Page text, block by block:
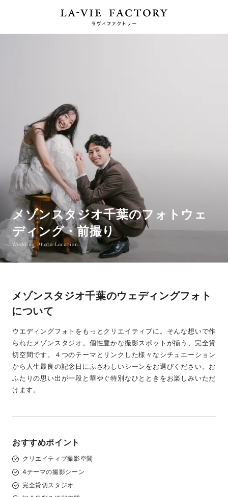
メゾンスタジオ千葉のフォトウェ
ディング・前撮り
Wedding Photo Location
メゾンスタジオ千葉のウェディングフォト
について
ウエディングフォトをもっとクリエイティブに。そんな想いで作
られたメゾンスタジオ。個性豊かな撮影スポットが揃う、完全貸
切空間です。４つのテーマとリンクした様々なシチュエーション
から人生最良の記念日にふさわしいシーンをお選びください。お
ふたりの思い出が一段と華やぐ特別なひとときをお楽しみいただ
けます。
おすすめポイント
クリエイティブ撮影空間
4テーマの撮影シーン
完全貸切スタジオ